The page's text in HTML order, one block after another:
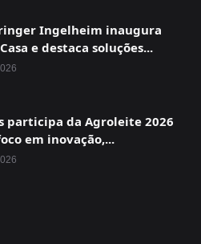
Ingelheim inaugura
e destaca soluções...
participa da Agroleite 2026
em inovação,...